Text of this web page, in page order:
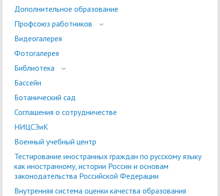
Дополнительное образование
Профсоюз работников
Видеогалерея
Фотогалерея
Библиотека
Бассейн
Ботанический сад
Соглашения о сотрудничестве
НИЦСЭиК
Военный учебный центр
Тестирование иностранных граждан по русскому языку
как иностранному, истории России и основам
законодательства Российской Федерации
Внутренняя система оценки качества образования